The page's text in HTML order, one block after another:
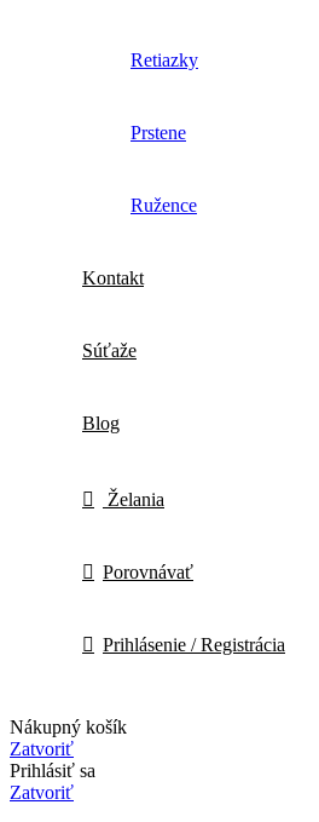
Retiazky
Prstene
Ružence
Kontakt
Súťaže
Blog
Želania
Porovnávať
Prihlásenie / Registrácia
Nákupný košík
Zatvoriť
Prihlásiť sa
Zatvoriť